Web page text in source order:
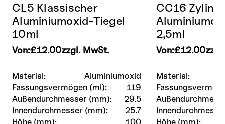
Material:
Aluminiumoxid
Fassungsvermögen (ml):
119
Außendurchmesser (mm):
29.5
Innendurchmesser (mm):
25.7
CL5 Klassischer
Aluminiumoxid-Tiegel
10ml
Von:£12.00zzgl. MwSt.
Material:
CC16
2,5ml
Von:£12.00